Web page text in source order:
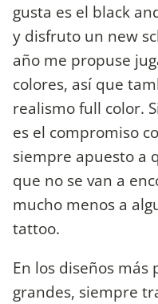
gusta es el black
y disfruto un new
año me propuse
colores, así que
realismo full color.
es el compromiso
siempre apuesto a
que no se van a
mucho menos a
tattoo.
En los diseños más
grandes, siempre